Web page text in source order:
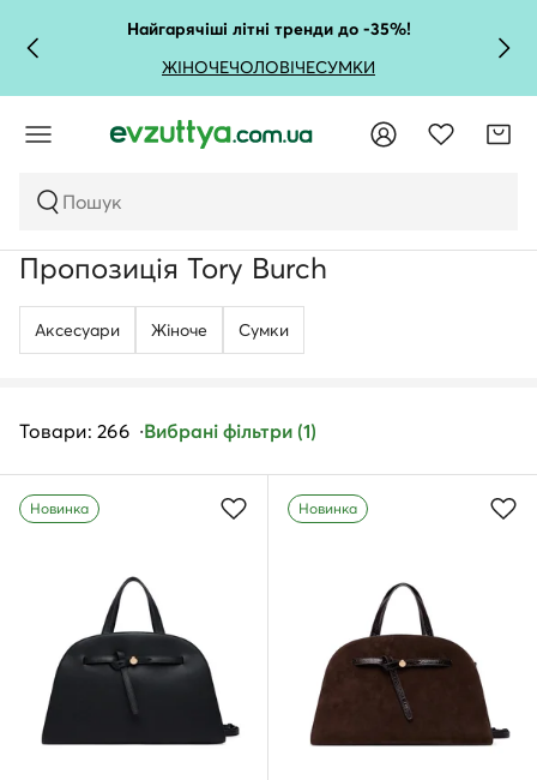
Найгарячіші літні тренди до -35%!
ЖІНОЧЕЧОЛОВІЧЕСУМКИ
Пошук
Пропозиція Tory Burch
Аксесуари Жіноче Сумки
Товари: 266 Вибрані фільтри (1)
Новинка Новинка